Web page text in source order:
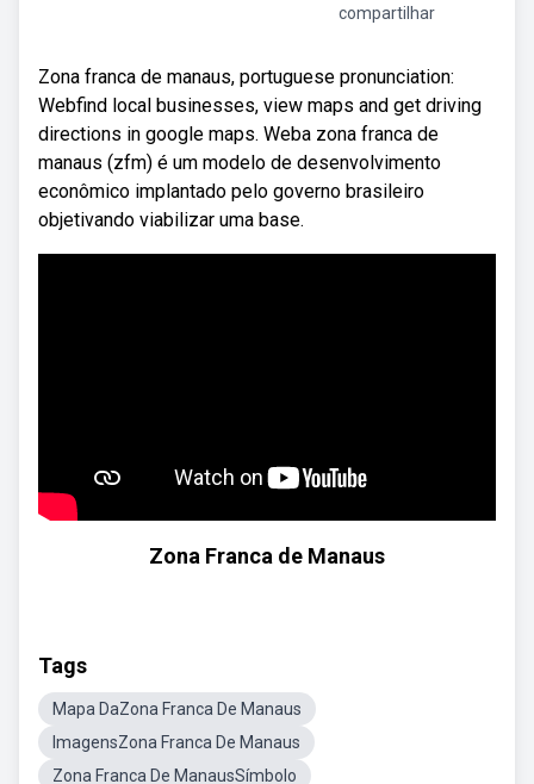
compartilhar
Zona franca de manaus, portuguese pronunciation:
Webfind local businesses, view maps and get driving
directions in google maps. Weba zona franca de
manaus (zfm) é um modelo de desenvolvimento
econômico implantado pelo governo brasileiro
objetivando viabilizar uma base.
Zona Franca de Manaus
Tags
Mapa DaZona Franca De Manaus
ImagensZona Franca De Manaus
Zona Franca De ManausSímbolo